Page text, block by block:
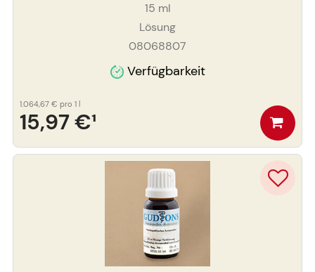
15 ml
Lösung
08068807
Verfügbarkeit
15,97 €¹
1.064,67 € pro 1 l